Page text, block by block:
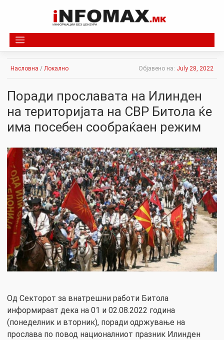
Насловна / Локално Објавено на: July 28, 2022
Поради прославата на Илинден
на територијата на СВР Битола ќе
има посебен сообраќаен режим
Од Секторот за внатрешни работи Битола
информираат дека на 01 и 02.08.2022 година
(понеделник и вторник), поради одржување на
прослава по повод националниот празник Илинден